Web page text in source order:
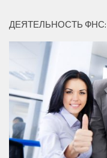
ДЕЯТЕЛЬНОСТЬ ФНС: